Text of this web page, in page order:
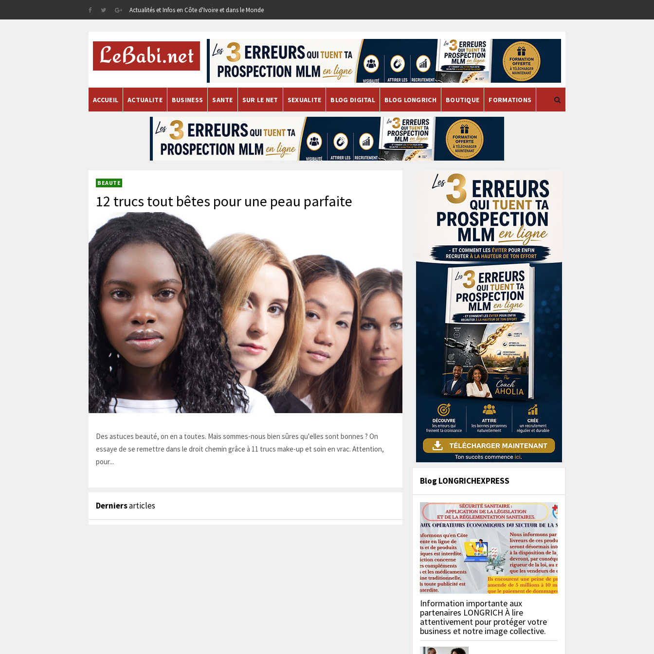
Actualités et Infos en Côte d'Ivoire et dans le Monde
ACCUEIL ACTUALITE BUSINESS SANTE SUR LE NET SEXUALITE BLOG DIGITAL BLOG LONGRICH BOUTIQUE FORMATIONS
BEAUTE
12 trucs tout bêtes pour une peau parfaite
Des astuces beauté, on en a toutes. Mais sommes-nous bien sûres qu'elles sont bonnes ? On
essaye de se remettre dans le droit chemin grâce à 11 trucs make-up et soin en vrac. Attention,
pour...
Derniersarticles
Blog LONGRICHEXPRESS
Information importante aux
partenaires LONGRICH À lire
attentivement pour protéger votre
business et notre image collective.